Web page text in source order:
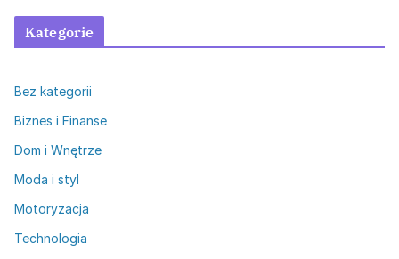
Kategorie
Bez kategorii
Biznes i Finanse
Dom i Wnętrze
Moda i styl
Motoryzacja
Technologia